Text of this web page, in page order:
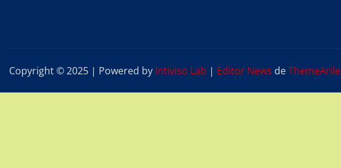
Copyright © 2025 | Powered by Intiviso Lab | Editor News deThemeArile